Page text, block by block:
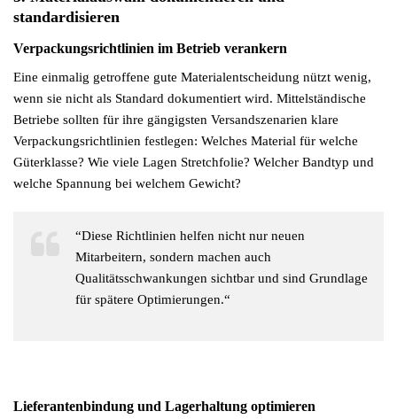
standardisieren
Verpackungsrichtlinien im Betrieb verankern
Eine einmalig getroffene gute Materialentscheidung nützt wenig,
wenn sie nicht als Standard dokumentiert wird. Mittelständische
Betriebe sollten für ihre gängigsten Versandszenarien klare
Verpackungsrichtlinien festlegen: Welches Material für welche
Güterklasse? Wie viele Lagen Stretchfolie? Welcher Bandtyp und
welche Spannung bei welchem Gewicht?
“Diese Richtlinien helfen nicht nur neuen
Mitarbeitern, sondern machen auch
Qualitätsschwankungen sichtbar und sind Grundlage
für spätere Optimierungen.“
Lieferantenbindung und Lagerhaltung optimieren